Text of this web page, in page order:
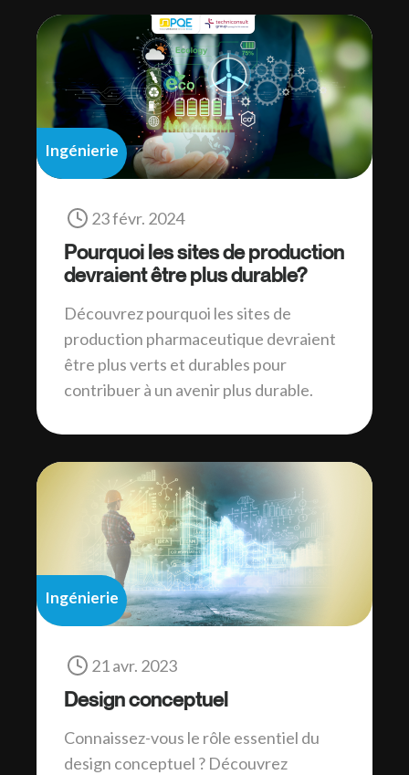
Ingénierie
23 févr. 2024
Pourquoi les sites de production
devraient être plus durable?
Découvrez pourquoi les sites de
production pharmaceutique devraient
être plus verts et durables pour
contribuer à un avenir plus durable.
Ingénierie
21 avr. 2023
Design conceptuel
Connaissez-vous le rôle essentiel du
design conceptuel ? Découvrez